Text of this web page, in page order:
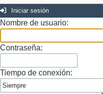
Iniciar sesión
Nombre de usuario:
Contraseña:
Tiempo de conexión: